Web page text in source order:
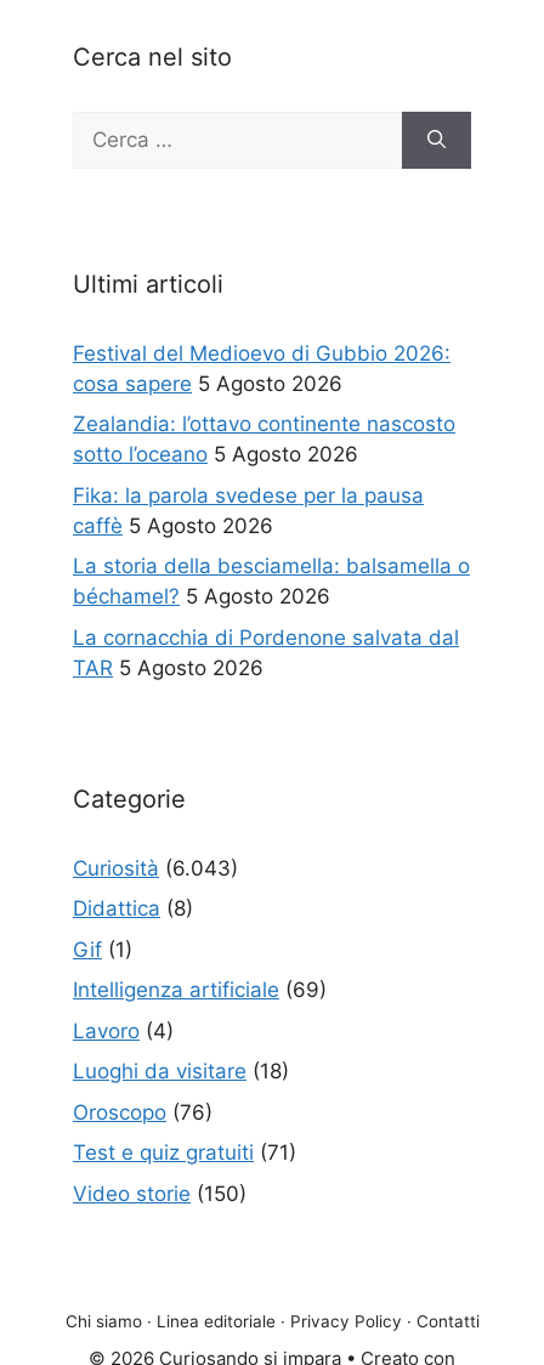
Cerca nel sito
per:
Ultimi articoli
Festival del Medioevo di Gubbio 2026:
cosa sapere 5 Agosto 2026
Zealandia: l’ottavo continente nascosto
sotto l’oceano 5 Agosto 2026
Fika: la parola svedese per la pausa
caffè 5 Agosto 2026
La storia della besciamella: balsamella o
béchamel? 5 Agosto 2026
La cornacchia di Pordenone salvata dal
TAR 5 Agosto 2026
Categorie
Curiosità (6.043)
Didattica (8)
Gif (1)
Intelligenza artificiale (69)
Lavoro (4)
Luoghi da visitare (18)
Oroscopo (76)
Test e quiz gratuiti (71)
Video storie (150)
Chi siamo · Linea editoriale · Privacy Policy · Contatti
© 2026 Curiosando si impara • Creato con